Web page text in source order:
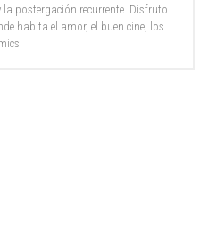
la postergación recurrente. Disfruto
habita el amor, el buen cine, los